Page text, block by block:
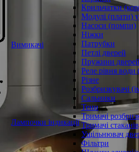
Крильчатки
Модулі (плати)
Насоси (помпи)
Ніжки
Патрубки
Петлі дверей
Пружини дверей
Реле рівня води
Різне
Розбризкувачі
Сальники
Тени
Тримачі
Тримачі
Ущільнювач
Фільтри
Вимикачі
Лампочки індикації